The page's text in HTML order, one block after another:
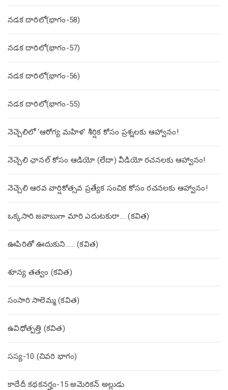
నడక దారిలో(భాగం-58)
నడక దారిలో(భాగం-57)
నడక దారిలో(భాగం-56)
నడక దారిలో(భాగం-55)
నెచ్చెలిలో ‘ఆరోగ్య మహిళ’ శీర్షిక కోసం ప్రశ్నలకు ఆహ్వానం!
నెచ్చెలి ఛానల్ కోసం ఆడియో (లేదా) వీడియో రచనలకు ఆహ్వానం!
నెచ్చెలి ఆరవ వార్షికోత్సవ ప్రత్యేక సంచిక కోసం రచనలకు ఆహ్వానం!
ఒక్కసారి జవాబుగా మారి ఎదుటకురా…. (కవిత)
ఊపిరితో ఊదుకుని…… (కవిత)
శూన్య తత్వం (కవిత)
సంసారి సాలెమ్మ (కవిత)
ఉవిధోత్పత్తి (కవిత)
సస్య-10 (చివరి భాగం)
కాదేదీ కథకనర్హం-15 అమెరికన్ అల్లుడు